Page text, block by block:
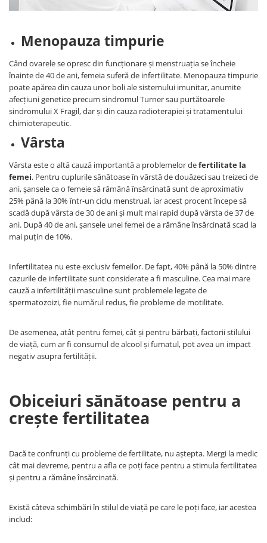
Menopauza timpurie
Când ovarele se opresc din funcționare și menstruația se încheie
înainte de 40 de ani, femeia suferă de infertilitate. Menopauza timpurie
poate apărea din cauza unor boli ale sistemului imunitar, anumite
afecțiuni genetice precum sindromul Turner sau purtătoarele
sindromului X Fragil, dar și din cauza radioterapiei și tratamentului
chimioterapeutic.
Vârsta
Vârsta este o altă cauză importantă a problemelor defertilitate la
femei. Pentru cuplurile sănătoase în vârstă de douăzeci sau treizeci de
ani, șansele ca o femeie să rămână însărcinată sunt de aproximativ
25% până la 30% într-un ciclu menstrual, iar acest procent începe să
scadă după vârsta de 30 de ani și mult mai rapid după vârsta de 37 de
ani. După 40 de ani, șansele unei femei de a rămâne însărcinată scad la
mai puțin de 10%.
Infertilitatea nu este exclusiv femeilor. De fapt, 40% până la 50% dintre
cazurile de infertilitate sunt considerate a fi masculine. Cea mai mare
cauză a infertilității masculine sunt problemele legate de
spermatozoizi, fie numărul redus, fie probleme de motilitate.
De asemenea, atât pentru femei, cât și pentru bărbați, factorii stilului
de viață, cum ar fi consumul de alcool și fumatul, pot avea un impact
negativ asupra fertilității.
Obiceiuri sănătoase pentru a
crește fertilitatea
Dacă te confrunți cu probleme de fertilitate, nu aștepta. Mergi la medic
cât mai devreme, pentru a afla ce poți face pentru a stimula fertilitatea
și pentru a rămâne însărcinată.
Există câteva schimbări în stilul de viață pe care le poți face, iar acestea
includ: